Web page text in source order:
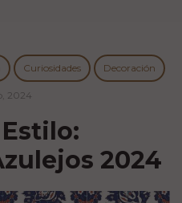
Curiosidades Decoración
2024
2024